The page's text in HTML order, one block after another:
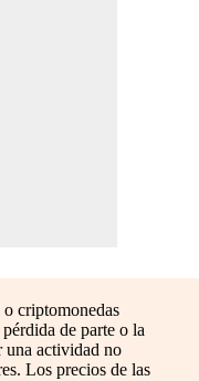
criptomonedas
de parte o la
una actividad no
Los precios de las